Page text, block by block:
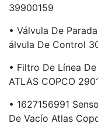
39900159
• Válvula De
Álvula De Control
• Filtro De Línea
ATLAS COPCO
• 1627156991
De Vacío Atlas